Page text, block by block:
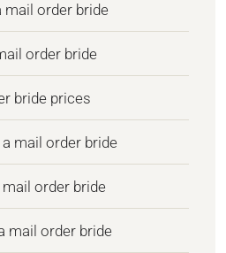
mail order bride
order bride
bride prices
mail order bride
order bride
mail order bride